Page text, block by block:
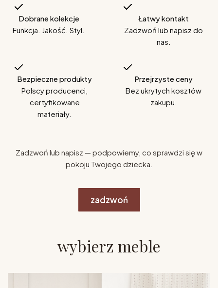
Dobrane kolekcje
Funkcja. Jakość. Styl.
Łatwy kontakt
Zadzwoń lub napisz do
nas.
Bezpieczne produkty
Polscy producenci,
certyfikowane
materiały.
Przejrzyste ceny
Bez ukrytych kosztów
zakupu.
Zadzwoń lub napisz — podpowiemy, co sprawdzi się w
pokoju Twojego dziecka.
zadzwoń
wybierz meble